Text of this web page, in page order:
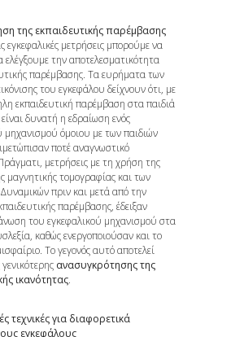
της εκπαιδευτικής παρέμβασης
εγκεφαλικές μετρήσεις μπορούμε να
ελέγξουμε την αποτελεσματικότητα
παρέμβασης. Τα ευρήματα των
του εγκεφάλου δείχνουν ότι, με
εκπαιδευτική παρέμβαση στα παιδιά
δυνατή η εδραίωση ενός
μηχανισμού όμοιου με των παιδιών
ποτέ αναγνωστικό
μετρήσεις με τη χρήση της
μαγνητικής τομογραφίας και των
πριν και μετά από την
παρέμβασης, έδειξαν
του εγκεφαλικού μηχανισμού στα
καθώς ενεργοποιούσαν και το
Το γεγονός αυτό αποτελεί
ανασυγκρότησης της
ικανότητας.
τεχνικές για διαφορετικά
εγκεφάλους